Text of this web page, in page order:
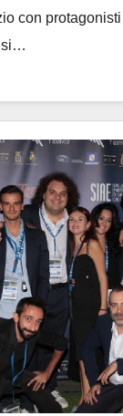
con
si…